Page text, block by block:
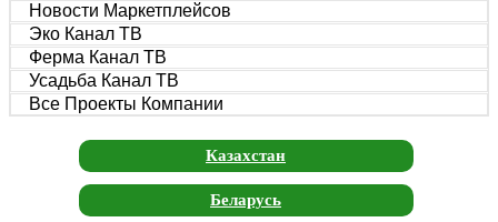
Новости Маркетплейсов
Эко Канал ТВ
Ферма Канал ТВ
Усадьба Канал ТВ
Все Проекты Компании
Казахстан
Беларусь